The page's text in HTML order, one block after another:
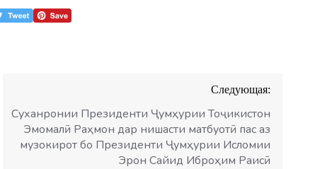
Следующая:
Суханронии Президенти Ҷумҳурии Тоҷикистон
Эмомалӣ Раҳмон дар нишасти матбуотӣ пас аз
музокирот бо Президенти Ҷумҳурии Исломии
Эрон Сайид Иброҳим Раисӣ